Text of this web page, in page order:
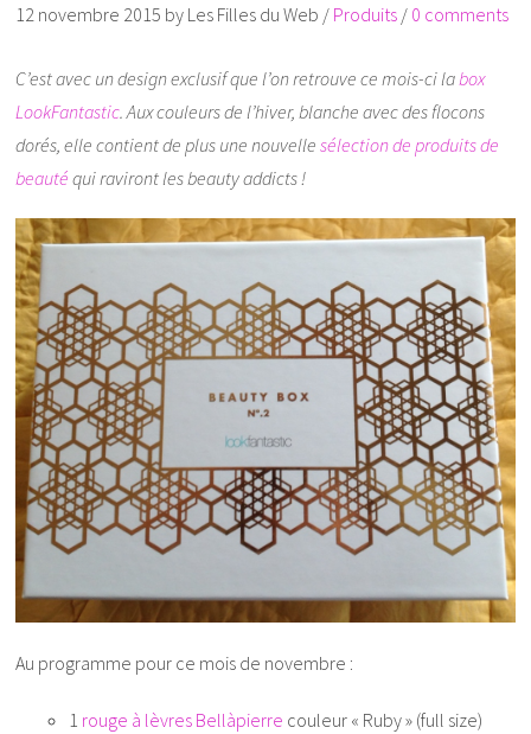
12 novembre 2015 by Les Filles du Web / Produits / 0 comments
C’est avec un design exclusif que l’on retrouve ce mois-ci labox
LookFantastic. Aux couleurs de l’hiver, blanche avec des flocons
dorés, elle contient de plus une nouvellesélection de produits de
beauté qui raviront les beauty addicts !
Au programme pour ce mois de novembre :
1 rouge à lèvres Bellàpierre couleur « Ruby » (full size)